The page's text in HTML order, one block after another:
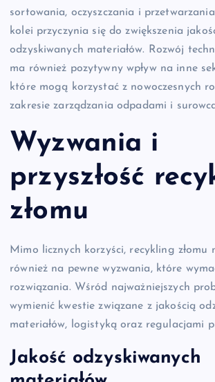
sortowania, oczyszczania i przetwarzania
kolei przyczynia się do zwiększenia
odzyskiwanych materiałów. Rozwój
ma również pozytywny wpływ na inne
które mogą korzystać z nowoczesnych
zakresie zarządzania odpadami i
Wyzwania i
przyszłość
złomu
Mimo licznych korzyści, recykling złomu
również na pewne wyzwania, które
rozwiązania. Wśród najważniejszych
wymienić kwestie związane z jakością
materiałów, logistyką oraz regulacjami
Jakość odzyskiwanych